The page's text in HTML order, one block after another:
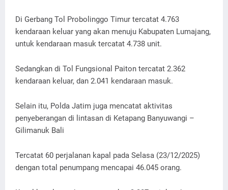
Di Gerbang Tol Probolinggo Timur tercatat 4.763
kendaraan keluar yang akan menuju Kabupaten Lumajang,
untuk kendaraan masuk tercatat 4.738 unit.
Sedangkan di Tol Fungsional Paiton tercatat 2.362
kendaraan keluar, dan 2.041 kendaraan masuk.
Selain itu, Polda Jatim juga mencatat aktivitas
penyeberangan di lintasan di Ketapang Banyuwangi –
Gilimanuk Bali
Tercatat 60 perjalanan kapal pada Selasa (23/12/2025)
dengan total penumpang mencapai 46.045 orang.